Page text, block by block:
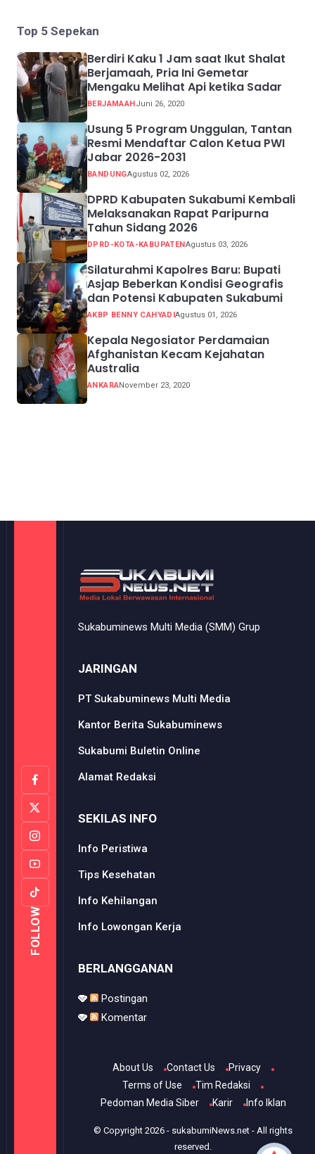
Top 5 Sepekan
Berdiri Kaku 1 Jam saat Ikut Shalat
Berjamaah, Pria Ini Gemetar
Mengaku Melihat Api ketika Sadar
BERJAMAAHJuni 26, 2020
Usung 5 Program Unggulan, Tantan
Resmi Mendaftar Calon Ketua PWI
Jabar 2026-2031
BANDUNGAgustus 02, 2026
DPRD Kabupaten Sukabumi Kembali
Melaksanakan Rapat Paripurna
Tahun Sidang 2026
DPRD-KOTA-KABUPATENAgustus 03, 2026
Silaturahmi Kapolres Baru: Bupati
Asjap Beberkan Kondisi Geografis
dan Potensi Kabupaten Sukabumi
AKBP BENNY CAHYADIAgustus 01, 2026
Kepala Negosiator Perdamaian
Afghanistan Kecam Kejahatan
Australia
ANKARANovember 23, 2020
FOLLOW
Sukabuminews Multi Media (SMM) Grup
JARINGAN
PT Sukabuminews Multi Media
Kantor Berita Sukabuminews
Sukabumi Buletin Online
Alamat Redaksi
SEKILAS INFO
Info Peristiwa
Tips Kesehatan
Info Kehilangan
Info Lowongan Kerja
BERLANGGANAN
Postingan
Komentar
About Us Contact Us
Privacy
Terms of Use
Tim Redaksi
Pedoman Media Siber
Karir Info Iklan
© Copyright2026 - sukabumiNews.net - All rights
reserved.